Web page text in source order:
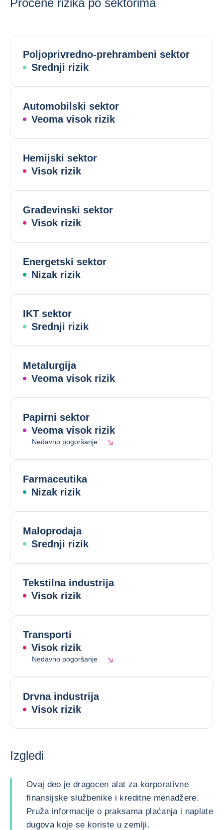
Procene rizika po sektorima
Poljoprivredno-prehrambeni sektor
Srednji rizik
Automobilski sektor
Veoma visok rizik
Hemijski sektor
Visok rizik
Građevinski sektor
Visok rizik
Energetski sektor
Nizak rizik
IKT sektor
Srednji rizik
Metalurgija
Veoma visok rizik
Papirni sektor
Veoma visok rizik
Nedavno pogoršanje
Farmaceutika
Nizak rizik
Maloprodaja
Srednji rizik
Tekstilna industrija
Visok rizik
Transporti
Visok rizik
Nedavno pogoršanje
Drvna industrija
Visok rizik
Izgledi
Ovaj deo je dragocen alat za korporativne
finansijske službenike i kreditne menadžere.
Pruža informacije o praksama plaćanja i naplate
dugova koje se koriste u zemlji.